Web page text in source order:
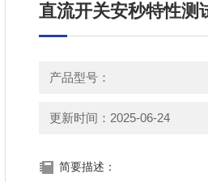
直流开关安秒特性测
产品型号：
更新时间：2025-06-24
简要描述：